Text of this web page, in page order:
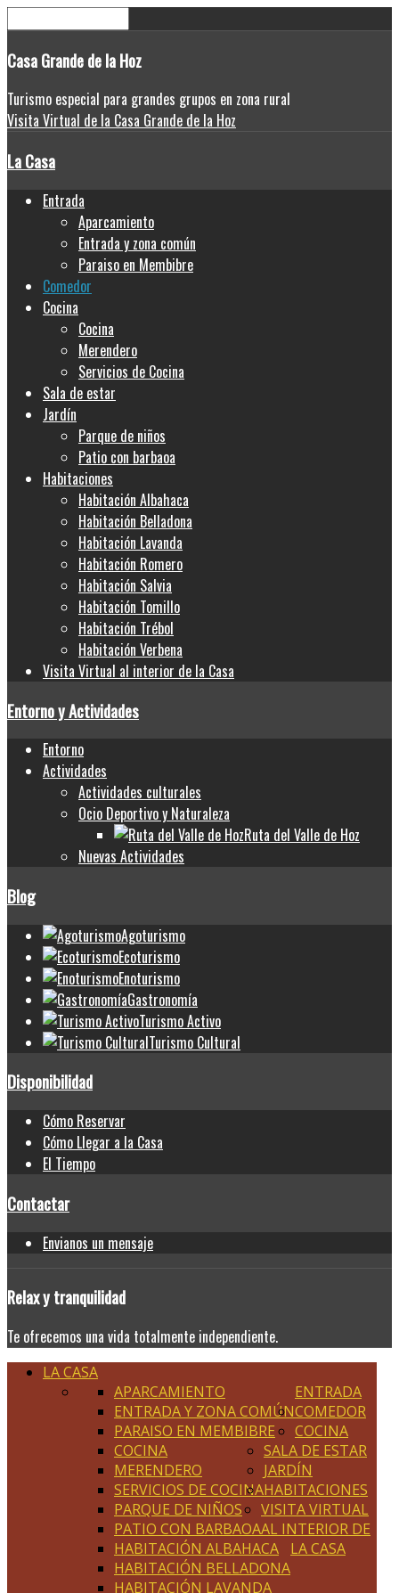
CasaGrande de la Hoz
Turismo especial para grandes grupos en zona rural
Visita Virtual de la Casa Grande de la Hoz
La Casa
Entrada
Aparcamiento
Entrada y zona común
Paraiso en Membibre
Comedor
Cocina
Cocina
Merendero
Servicios de Cocina
Sala de estar
Jardín
Parque de niños
Patio con barbaoa
Habitaciones
Habitación Albahaca
Habitación Belladona
Habitación Lavanda
Habitación Romero
Habitación Salvia
Habitación Tomillo
Habitación Trébol
Habitación Verbena
Visita Virtual al interior de la Casa
Entorno y Actividades
Entorno
Actividades
Actividades culturales
Ocio Deportivo y Naturaleza
Ruta del Valle de Hoz
Nuevas Actividades
Blog
Agoturismo
Ecoturismo
Enoturismo
Gastronomía
Turismo Activo
Turismo Cultural
Disponibilidad
Cómo Reservar
Cómo Llegar a la Casa
El Tiempo
Contactar
Envianos un mensaje
Relaxy tranquilidad
Te ofrecemos una vida totalmente independiente.
LA CASA
ENTRADA
APARCAMIENTO
ENTRADA Y ZONA COMÚN
PARAISO EN MEMBIBRE
COMEDOR
COCINA
COCINA
MERENDERO
SERVICIOS DE COCINA
SALA DE ESTAR
JARDÍN
PARQUE DE NIÑOS
PATIO CON BARBAOA
HABITACIONES
HABITACIÓN ALBAHACA
HABITACIÓN BELLADONA
HABITACIÓN LAVANDA
VISITA VIRTUAL
AL INTERIOR DE
LA CASA